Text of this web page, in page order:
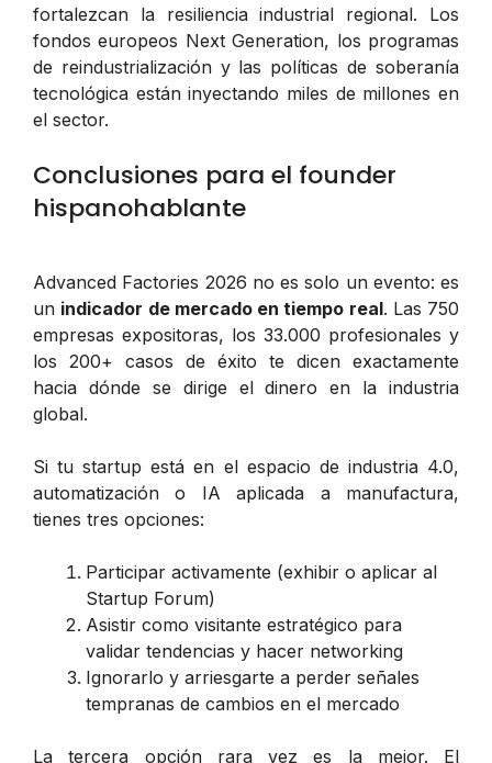
fortalezcan la resiliencia industrial regional. Los
fondos europeos Next Generation, los programas
de reindustrialización y las políticas de soberanía
tecnológica están inyectando miles de millones en
el sector.
Conclusiones para el founder
hispanohablante
Advanced Factories 2026 no es solo un evento: es
un indicador de mercado en tiempo real. Las 750
empresas expositoras, los 33.000 profesionales y
los 200+ casos de éxito te dicen exactamente
hacia dónde se dirige el dinero en la industria
global.
Si tu startup está en el espacio de industria 4.0,
automatización o IA aplicada a manufactura,
tienes tres opciones:
Participar activamente (exhibir o aplicar al
Startup Forum)
Asistir como visitante estratégico para
validar tendencias y hacer networking
Ignorarlo y arriesgarte a perder señales
tempranas de cambios en el mercado
La tercera opción rara vez es la mejor. El